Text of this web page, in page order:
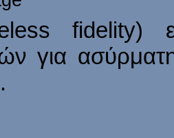
fidelity)
για